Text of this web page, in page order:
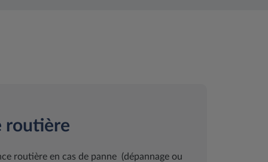
routière
routière en cas de panne (dépannage ou